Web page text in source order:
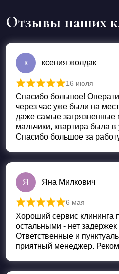
Отзывы наших
к ксения жолдак
Оценка
16 июля
Спасибо большое!
через час уже были на
даже самые загрязненные
мальчики, квартира была
Спасибо большое за
Я Яна Милкович
Оценка
6 мая
Хороший сервис клининга
остальными - нет задержек
Ответственные и
приятный менеджер.